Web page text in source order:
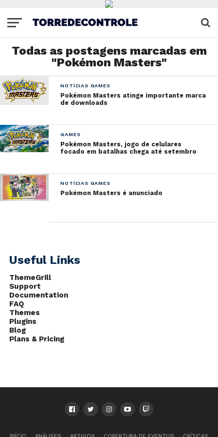
Todas as postagens marcadas em
"Pokémon Masters"
NOTÍCIAS GAMES
Pokémon Masters atinge importante marca
de downloads
GAMES
Pokémon Masters, jogo de celulares
focado em batalhas chega até setembro
NOTÍCIAS GAMES
Pokémon Masters é anunciado
Useful Links
ThemeGrill
Support
Documentation
FAQ
Themes
Plugins
Blog
Plans & Pricing